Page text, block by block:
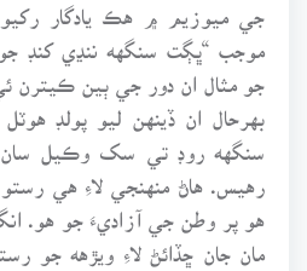
جي ميوزيم ۾ هڪ يادگار
موجب “ڀڳت سنگهه ننڍي کنڊ
جو مثال ان دور جي ٻين ڪيترن
بهرحال ان ڏينهن ليو پولڊ
سنگهه روڊ تي سک وڪيل
رهيس. هاڻ منهنجي لاءِ هي
هو پر وطن جي آزاديءَ جو هو.
مان جان ڇڏائڻ لاءِ ويڙهه جو